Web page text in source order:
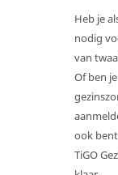
Heb je
nodig
van
Of ben
ook
TiGO
Bij de
Bij
Bij
Bij
Bij